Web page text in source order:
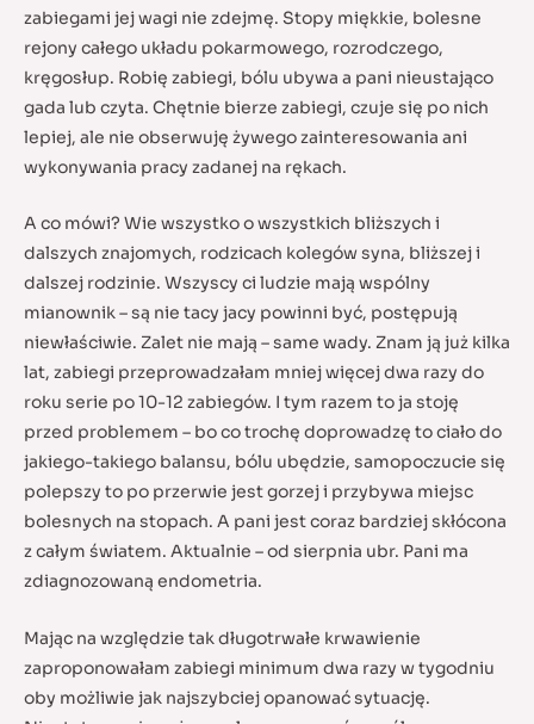
zabiegami jej wagi nie zdejmę. Stopy miękkie, bolesne
rejony całego układu pokarmowego, rozrodczego,
kręgosłup. Robię zabiegi, bólu ubywa a pani nieustająco
gada lub czyta. Chętnie bierze zabiegi, czuje się po nich
lepiej, ale nie obserwuję żywego zainteresowania ani
wykonywania pracy zadanej na rękach.
A co mówi? Wie wszystko o wszystkich bliższych i
dalszych znajomych, rodzicach kolegów syna, bliższej i
dalszej rodzinie. Wszyscy ci ludzie mają wspólny
mianownik – są nie tacy jacy powinni być, postępują
niewłaściwie. Zalet nie mają – same wady. Znam ją już kilka
lat, zabiegi przeprowadzałam mniej więcej dwa razy do
roku serie po 10-12 zabiegów. I tym razem to ja stoję
przed problemem – bo co trochę doprowadzę to ciało do
jakiego-takiego balansu, bólu ubędzie, samopoczucie się
polepszy to po przerwie jest gorzej i przybywa miejsc
bolesnych na stopach. A pani jest coraz bardziej skłócona
z całym światem. Aktualnie – od sierpnia ubr. Pani ma
zdiagnozowaną endometria.
Mając na względzie tak długotrwałe krwawienie
zaproponowałam zabiegi minimum dwa razy w tygodniu
oby możliwie jak najszybciej opanować sytuację.